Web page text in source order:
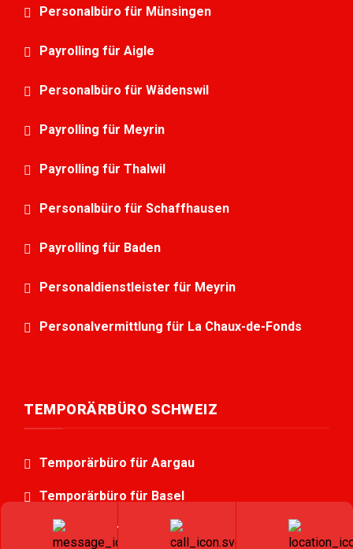
Personalbüro für Münsingen
Payrolling für Aigle
Personalbüro für Wädenswil
Payrolling für Meyrin
Payrolling für Thalwil
Personalbüro für Schaffhausen
Payrolling für Baden
Personaldienstleister für Meyrin
Personalvermittlung für La Chaux-de-Fonds
TEMPORÄRBÜRO SCHWEIZ
Temporärbüro für Aargau
Temporärbüro für Basel
Temporärbüro für Baselland